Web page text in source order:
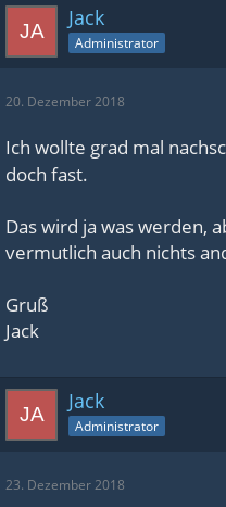
Jack
Administrator
20. Dezember 2018
Ich wollte grad mal
doch fast.
Das wird ja was werden,
vermutlich auch nichts
Gruß
Jack
Jack
Administrator
23. Dezember 2018